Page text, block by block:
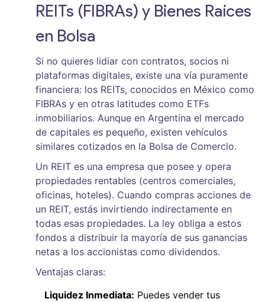
REITs (FIBRAs) y Bienes Raíces
en Bolsa
Si no quieres lidiar con contratos, socios ni
plataformas digitales, existe una vía puramente
financiera: los REITs, conocidos en México como
FIBRAs y en otras latitudes como ETFs
inmobiliarios. Aunque en Argentina el mercado
de capitales es pequeño, existen vehículos
similares cotizados en la Bolsa de Comercio.
Un REIT es una empresa que posee y opera
propiedades rentables (centros comerciales,
oficinas, hoteles). Cuando compras acciones de
un REIT, estás invirtiendo indirectamente en
todas esas propiedades. La ley obliga a estos
fondos a distribuir la mayoría de sus ganancias
netas a los accionistas como dividendos.
Ventajas claras:
Liquidez Inmediata: Puedes vender tus